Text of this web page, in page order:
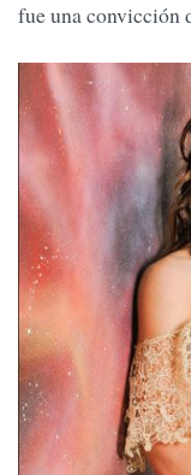
fue una convicción